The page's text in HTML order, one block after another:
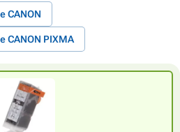
CANON
CANON PIXMA